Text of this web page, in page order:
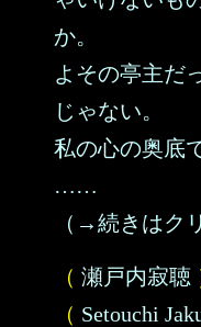
か。
よその亭主だ
じゃない。
私の心の奥底
……
（→続きはク
（ 瀬戸内寂聴
（ Setouchi